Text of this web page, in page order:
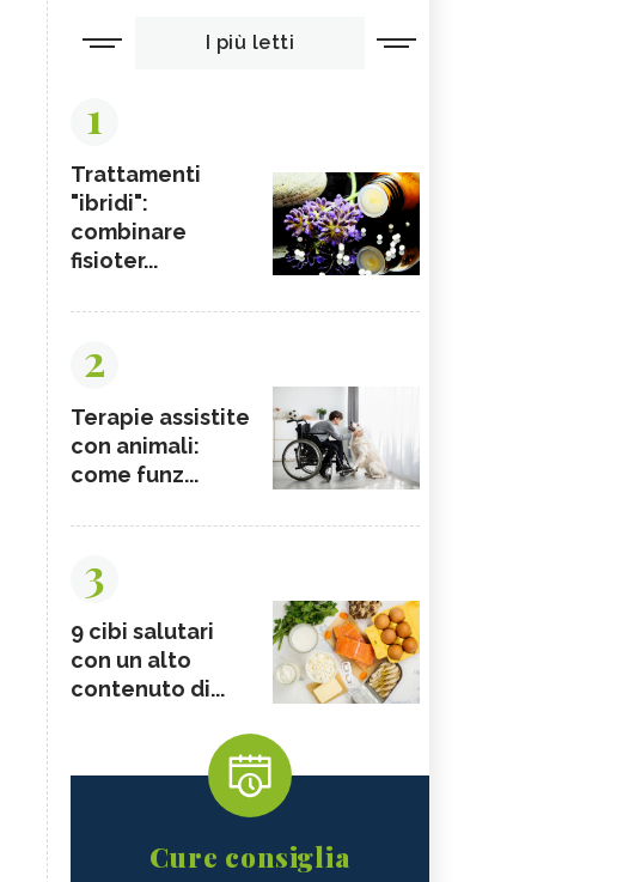
I più letti
1
Trattamenti
"ibridi":
combinare
fisioter...
2
Terapie assistite
con animali:
come funz...
3
9 cibi salutari
con un alto
contenuto di...
Cure consiglia